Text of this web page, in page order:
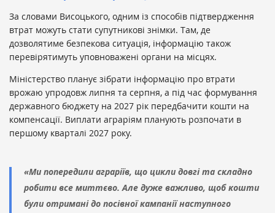
За словами Висоцького, одним із способів підтвердження
втрат можуть стати супутникові знімки. Там, де
дозволятиме безпекова ситуація, інформацію також
перевірятимуть уповноважені органи на місцях.
Міністерство планує зібрати інформацію про втрати
врожаю упродовж липня та серпня, а під час формування
державного бюджету на 2027 рік передбачити кошти на
компенсації. Виплати аграріям планують розпочати в
першому кварталі 2027 року.
«Ми попередили аграріїв, що цикли довгі та складно
робити все миттєво. Але дуже важливо, щоб кошти
були отримані до посівної кампанії наступного